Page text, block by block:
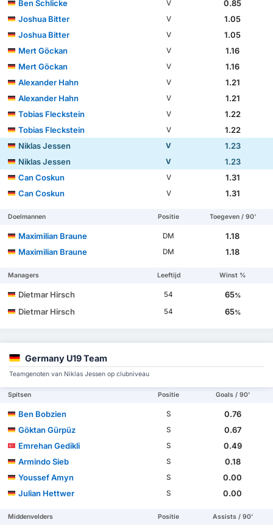
Ben Schlicke V
0.85
Joshua Bitter
V
1.05
Joshua Bitter
V
1.05
Mert Göckan
V
1.16
Mert Göckan
V
1.16
Alexander Hahn
V
1.21
Alexander Hahn
V
1.21
Tobias Fleckstein
V
1.22
Tobias Fleckstein
V
1.22
Niklas Jessen
V
1.23
Niklas Jessen
V
1.23
Can Coskun
V
1.31
Can Coskun
V 1.31
Doelmannen Positie Toegeven / 90'
Maximilian Braune DM
1.18
Maximilian Braune
DM 1.18
Managers Leeftijd Winst %
Dietmar Hirsch 54 65%
Dietmar Hirsch 54 65%
Germany U19 Team
Teamgenoten van Niklas Jessen op clubniveau
Spitsen Positie Goals / 90'
Ben Bobzien S
0.76
Göktan Gürpüz
S
0.67
Emrehan Gedikli
S
0.49
Armindo Sieb
S
0.18
Youssef Amyn
S
0.00
Julian Hettwer
S 0.00
Middenvelders Positie Assists / 90'